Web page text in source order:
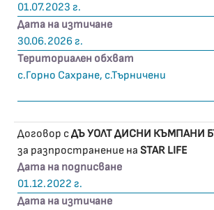
01.07.2023 г.
Дата на изтичане
30.06.2026 г.
Териториален обхват
с.Горно Сахране, с.Търничени
Договор сДЪ УОЛТ ДИСНИ КЪМПАНИ
за разпространение на STAR LIFE
Дата на подписване
01.12.2022 г.
Дата на изтичане